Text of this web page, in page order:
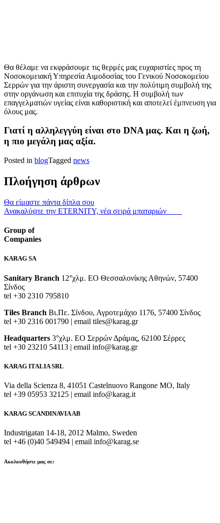
Θα θέλαμε να εκφράσουμε τις θερμές μας ευχαριστίες προς τη
Νοσοκομειακή Υπηρεσία Αιμοδοσίας του Γενικού Νοσοκομείου
Σερρών για την άριστη συνεργασία και την πολύτιμη συμβολή της
στην οργάνωση και επιτυχία της δράσης. Η συμβολή των
επαγγελματιών υγείας είναι καθοριστική και αποτελεί έμπνευση για
όλους μας.
Γιατί η αλληλεγγύη είναι στο DNA μας. Και η ζωή,
η πιο μεγάλη μας αξία.
Posted in blogTagged news
Πλοήγηση άρθρων
Θα είμαστε πάντα δίπλα σου
Ανακαλύψτε την ETERNITY, νέα σειρά μπαταριών͏‌ ͏‌ ͏‌ ͏‌ ͏‌ ͏‌ ͏‌ ͏‌ ͏‌
Group of
Companies
KARAG SA
Sanitary Branch 12°χλμ. ΕΟ Θεσσαλονίκης Αθηνών, 57400
Σίνδος
tel +30 2310 795810
Tiles Branch Βι.Πε. Σίνδου, Αγροτεμάχιο 1176, 57400 Σίνδος
tel +30 2316 001790 | email tiles@karag.gr
Headquarters 3°χλμ. ΕΟ Σερρών Δράμας, 62100 Σέρρες
tel +30 23210 54113 | email info@karag.gr
KARAG ITALIA SRL
Via della Scienza 8, 41051 Castelnuovo Rangone MO, Italy
tel +39 05953 32125 | email info@karag.it
KARAG SCANDINAVIA AB
Industrigatan 14-18, 2012 Malmo, Sweden
tel +46 (0)40 549494 | email info@karag.se
Ακολουθήστε μας σε: